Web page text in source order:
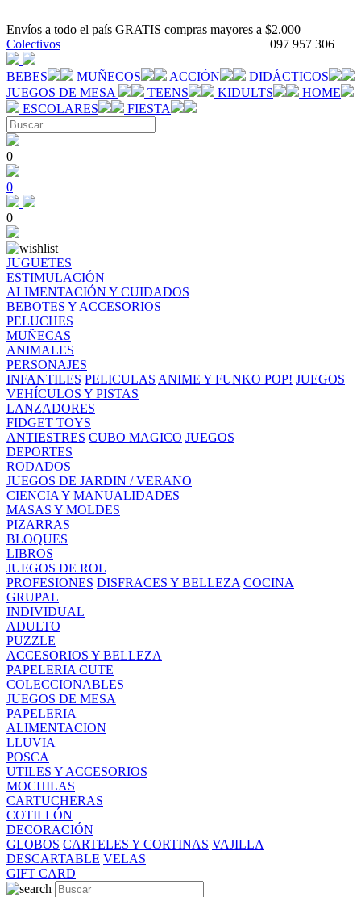
Envíos a todo el país GRATIS compras mayores a $2.000
097 957 306
Colectivos
BEBES MUÑECOS ACCIÓN
DIDÁCTICOS
JUEGOS DE MESA
TEENS KIDULTS
HOME
ESCOLARES
FIESTA
0
0
0
JUGUETES
ESTIMULACIÓN
ALIMENTACIÓN Y CUIDADOS
BEBOTES Y ACCESORIOS
PELUCHES
MUÑECAS
ANIMALES
PERSONAJES
INFANTILES PELICULAS ANIME Y FUNKO POP! JUEGOS
VEHÍCULOS Y PISTAS
LANZADORES
FIDGET TOYS
ANTIESTRES CUBO MAGICO JUEGOS
DEPORTES
RODADOS
JUEGOS DE JARDIN / VERANO
CIENCIA Y MANUALIDADES
MASAS Y MOLDES
PIZARRAS
BLOQUES
LIBROS
JUEGOS DE ROL
PROFESIONES DISFRACES Y BELLEZA COCINA
GRUPAL
INDIVIDUAL
ADULTO
PUZZLE
ACCESORIOS Y BELLEZA
PAPELERIA CUTE
COLECCIONABLES
JUEGOS DE MESA
PAPELERIA
ALIMENTACION
LLUVIA
POSCA
UTILES Y ACCESORIOS
MOCHILAS
CARTUCHERAS
COTILLÓN
DECORACIÓN
GLOBOS CARTELES Y CORTINAS VAJILLA
DESCARTABLE VELAS
GIFT CARD